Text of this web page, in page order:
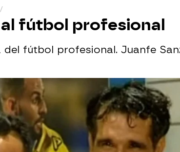
fútbol profesional
fútbol profesional. Juanfe